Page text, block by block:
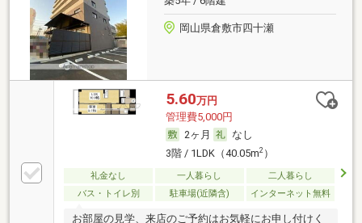
岡山県倉敷市四十瀬
5.60万円
管理費5,000円
2ヶ月
なし
3階 / 1LDK（40.05m2）
礼金なし 一人暮らし
二人暮らし
バス・トイレ別
駐車場(近隣含) インターネット無料
お部屋の見学、来店のご予約はお気軽にお申し付けく